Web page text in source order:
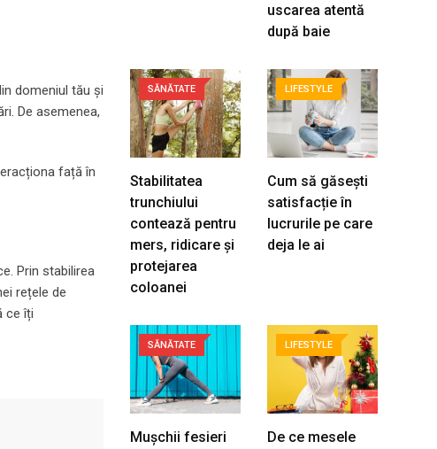
domeniul tău și
De asemenea,
față în
Prin stabilirea
rețele de
ce îți
uscarea atentă
după baie
SĂNĂTATE
Stabilitatea
trunchiului
contează pentru
mers, ridicare și
protejarea
coloanei
LIFESTYLE
Cum să găsești
satisfacție în
lucrurile pe care
deja le ai
SĂNĂTATE
Mușchii fesieri
LIFESTYLE
De ce mesele